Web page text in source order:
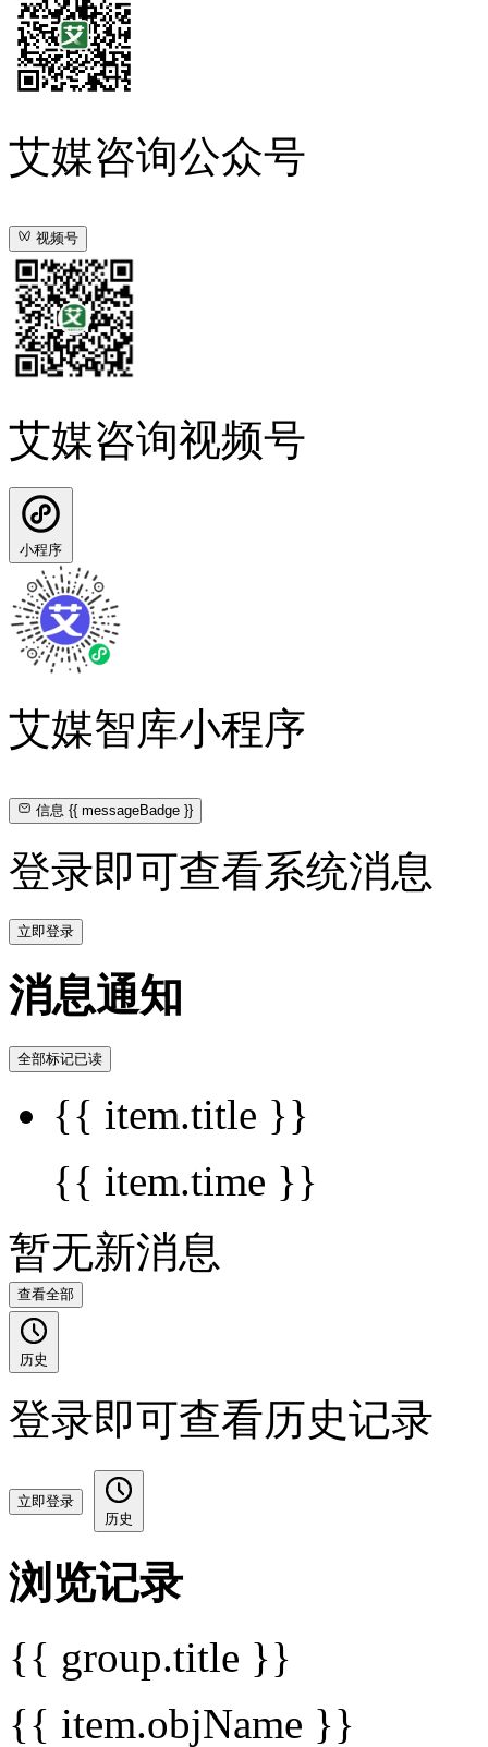
艾媒咨询公众号
视频号
艾媒咨询视频号
小程序
艾媒智库小程序
信息{{ messageBadge }}
登录即可查看系统消息
立即登录
消息通知
全部标记已读
{{ item.title }}
{{ item.time }}
暂无新消息
查看全部
历史
登录即可查看历史记录
立即登录
历史
浏览记录
{{ group.title }}
{{ item.objName }}